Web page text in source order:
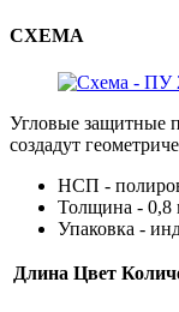
СХЕМА
Угловые защитные
создадут
НСП -
Толщина - 0,8
Упаковка -
Длина Цвет